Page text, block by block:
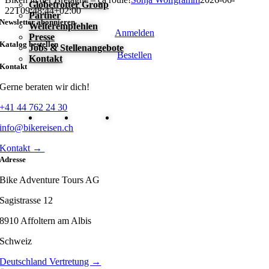
Globetrotter Group
Partner
Weiterempfehlen
Presse
Jobs & Stellenangebote
Kontakt
22T09:48:44+02:00
Newsletter abonnieren
Anmelden
Katalog bestellen
Bestellen
Kontakt
Gerne beraten wir dich!
+41 44 762 24 30
info@bikereisen.ch
Kontakt →
Adresse
Bike Adventure Tours AG
Sagistrasse 12
8910 Affoltern am Albis
Schweiz
Deutschland Vertretung →